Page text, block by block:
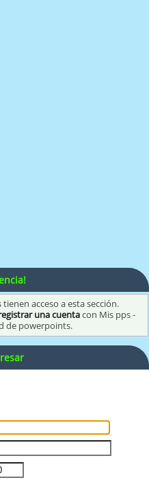
acceso a esta sección.
una cuentacon Mis pps -
de powerpoints.